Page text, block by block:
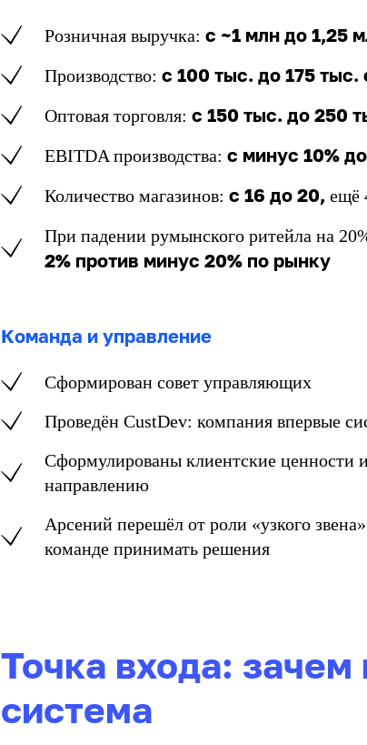
Розничная выручка: с ~1 млн до 1,25
Производство: с 100 тыс. до 175
Оптовая торговля: с 150 тыс. до 250
EBITDA производства: с минус 10%
Количество магазинов: с 16 до 20, ещё
При падении румынского ритейла на
2% против минус 20% по рынку
Команда и управление
Сформирован совет управляющих
Проведён CustDev: компания впервые
Сформулированы клиентские ценности
направлению
Арсений перешёл от роли «узкого
команде принимать решения
Точка входа:
система